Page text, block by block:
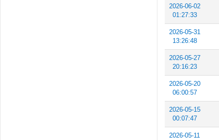
2026-06-02
01:27:33
2026-05-31
13:26:48
2026-05-27
20:16:23
2026-05-20
06:00:57
2026-05-15
00:07:47
2026-05-11